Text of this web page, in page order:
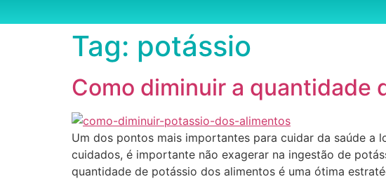
Tag: potássio
Como diminuir a quantidade
Um dos pontos mais importantes para cuidar da saúde a
cuidados, é importante não exagerar na ingestão de
quantidade de potássio dos alimentos é uma ótima